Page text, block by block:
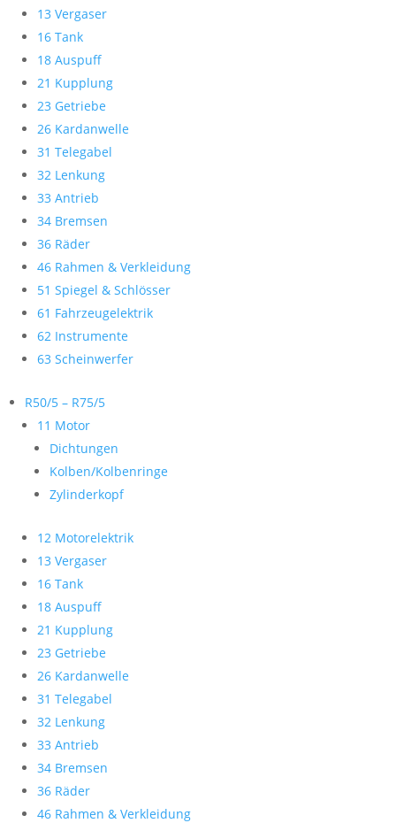
13 Vergaser
16 Tank
18 Auspuff
21 Kupplung
23 Getriebe
26 Kardanwelle
31 Telegabel
32 Lenkung
33 Antrieb
34 Bremsen
36 Räder
46 Rahmen & Verkleidung
51 Spiegel & Schlösser
61 Fahrzeugelektrik
62 Instrumente
63 Scheinwerfer
R50/5 – R75/5
11 Motor
Dichtungen
Kolben/Kolbenringe
Zylinderkopf
12 Motorelektrik
13 Vergaser
16 Tank
18 Auspuff
21 Kupplung
23 Getriebe
26 Kardanwelle
31 Telegabel
32 Lenkung
33 Antrieb
34 Bremsen
36 Räder
46 Rahmen & Verkleidung